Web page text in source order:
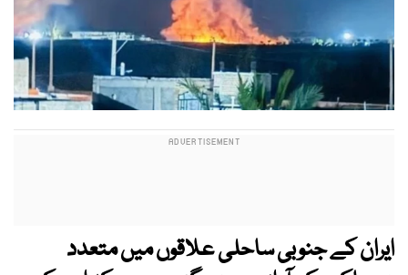
ایران کے جنوبی ساحلی علاقوں میں متعدد